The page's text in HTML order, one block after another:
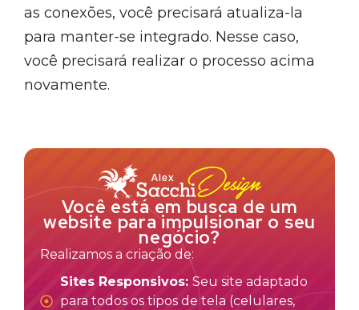
as conexões, você precisará atualiza-la
para manter-se integrado. Nesse caso,
você precisará realizar o processo acima
novamente.
Você está em busca de um
website para impulsionar o seu
negócio?
Realizamos a criação de:
Sites Responsivos: Seu site adaptado
para todos os tipos de tela (celulares,